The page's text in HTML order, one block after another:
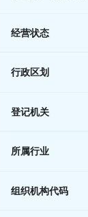
经营状态
行政区划
登记机关
所属行业
组织机构代码